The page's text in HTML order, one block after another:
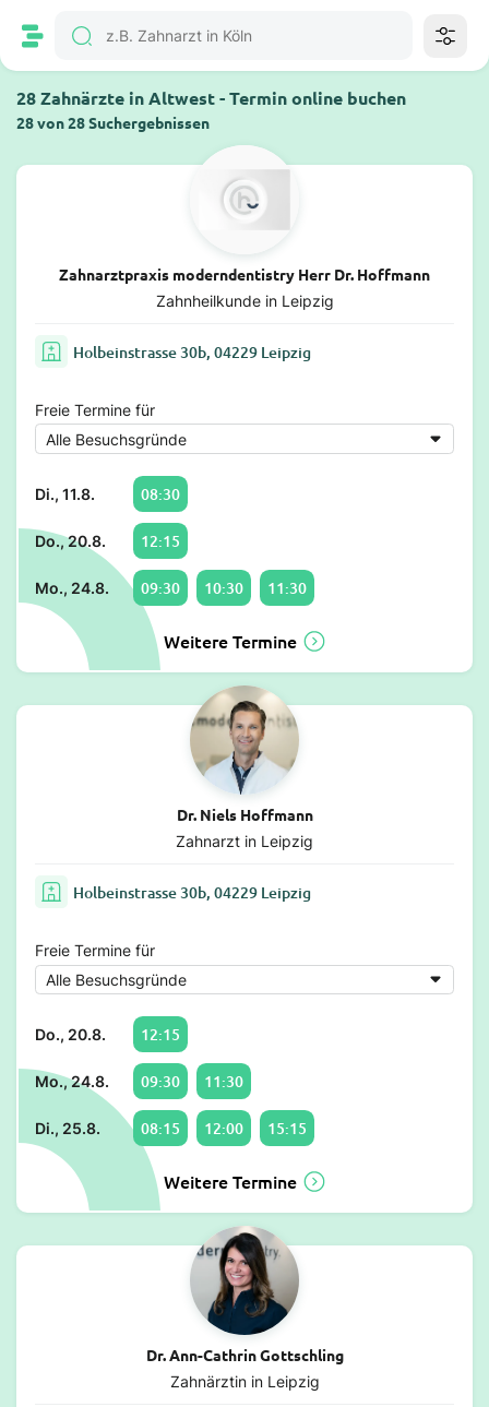
28 Zahnärzte in Altwest - Termin online buchen
28 von 28 Suchergebnissen
Zahnarztpraxis moderndentistry Herr Dr. Hoffmann
Zahnheilkunde in Leipzig
Holbeinstrasse 30b, 04229 Leipzig
Freie Termine für
Di., 11.8. 08:30
Do., 20.8. 12:15
Mo., 24.8. 09:30 10:30 11:30
Weitere Termine
Dr. Niels Hoffmann
Zahnarzt in Leipzig
Holbeinstrasse 30b, 04229 Leipzig
Freie Termine für
Do., 20.8. 12:15
Mo., 24.8. 09:30 11:30
Di., 25.8. 08:15 12:00 15:15
Weitere Termine
Dr. Ann-Cathrin Gottschling
Zahnärztin in Leipzig